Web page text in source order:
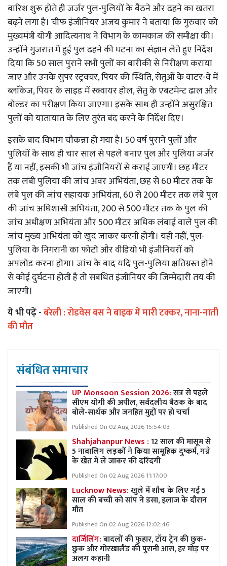
बारिश शुरू होते ही जर्जर पुल-पुलियों के बैठने और ढहने का खतरा
बढ़ने लगा है। चीफ इंजीनियर अजय कुमार ने बताया कि गुरुवार को
मुख्यमंत्री योगी आदित्यनाथ ने विभाग के कामकाज की समीक्षा की।
उन्होंने गुजरात में हुई पुल ढहने की घटना का संज्ञान लेते हुए निर्देश
दिया कि 50 साल पुराने सभी पुलों का बारीकी से निरीक्षण कराया
जाए और उनके सुपर स्ट्रक्चर, पियर की स्थिति, सेतुओं के वाटर-वे में
ब्लाॅकेज, पियर के साइड में स्क्वायर होल, सेतु के एबटमेन्ट ढाल और
बोल्डर का परीक्षण किया जाएगा। इसके साथ ही उन्होंने असुरक्षित
पुलों को यातायात के लिए तुरंत बंद करने के निर्देश दिए।
इसके बाद विभाग चौकन्ना हो गया है। 50 वर्ष पुराने पुलों और
पुलियों के साथ ही चार साल से पहले बनाए पुल और पुलिया जर्जर
हैं या नहीं, इसकी भी जांच इंजीनियरों से कराई जाएगी। छह मीटर
तक लंबी पुलिया की जांच अवर अभियंता, छह से 60 मीटर तक के
लंबे पुल की जांच सहायक अभियंता, 60 से 200 मीटर तक लंबे पुल
की जांच अधिशासी अभियंता, 200 से 500 मीटर तक के पुल की
जांच अधीक्षण अभियंता और 500 मीटर अधिक लंबाई वाले पुल की
जांच मुख्य अभियंता को खुद जाकर करनी होगी। यही नहीं, पुल-
पुलिया के निगरानी का फोटो और वीडियो भी इंजीनियरों को
अपलोड करना होगा। जांच के बाद यदि पुल-पुलिया क्षतिग्रस्त होने
से कोई दुर्घटना होती है तो संबंधित इंजीनियर की जिम्मेदारी तय की
जाएगी।
ये भी पढ़ें -बरेली : रोडवेस बस ने बाइक में मारी टक्कर, नाना-नाती
की मौत
संबंधित समाचार
UP Monsoon Session 2026:सत्र से पहले
सीएम योगी की अपील, सर्वदलीय बैठक के बाद
बोले-सार्थक और जनहित मुद्दों पर हो चर्चा
Published On 02 Aug 2026 15:54:03
Shahjahanpur News :12 साल की मासूम से
5 नाबालिग लड़कों ने किया सामूहिक दुष्कर्म, गन्ने
के खेत में ले जाकर की दरिंदगी
Published On 02 Aug 2026 11:17:00
Lucknow News:खुले में शौच के लिए गई 5
साल की बच्ची को सांप ने डसा, इलाज के दौरान
मौत
Published On 02 Aug 2026 12:02:46
दार्जिलिंग:बादलों की फुहार, टॉय ट्रेन की छुक-
छुक और गोरखालैंड की पुरानी आस, हर मोड़ पर
अलग कहानी